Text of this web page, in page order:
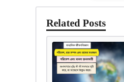
Related Posts